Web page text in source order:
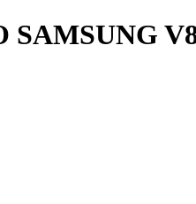
SAMSUNG